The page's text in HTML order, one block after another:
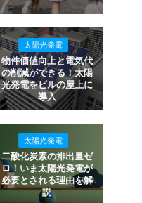
太陽光発電
物件価値向上と電気代
の削減ができる！太陽
光発電をビルの屋上に
導入
太陽光発電
二酸化炭素の排出量ゼ
ロ！いま太陽光発電が
必要とされる理由を解
説